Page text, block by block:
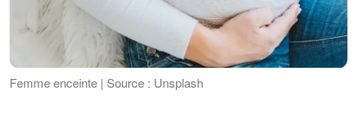
Femme enceinte | Source : Unsplash